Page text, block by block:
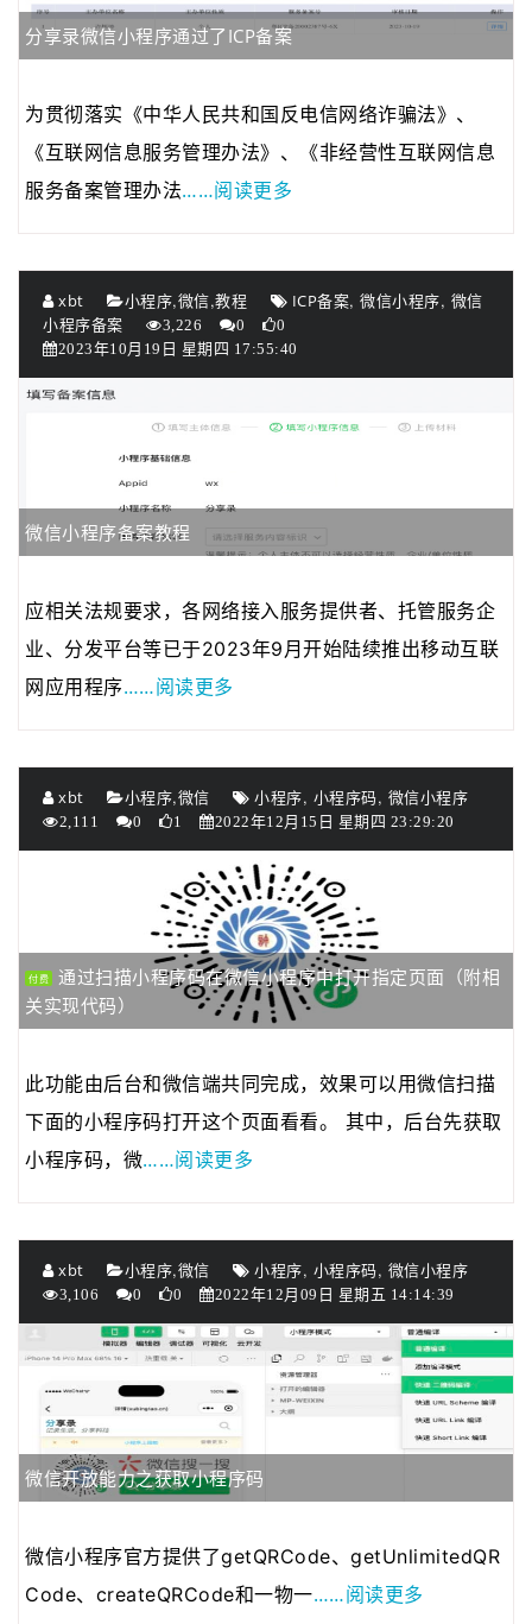
分享录微信小程序通过了ICP备案
为贯彻落实《中华人民共和国反电信网络诈骗法》、
《互联网信息服务管理办法》、《非经营性互联网信息
服务备案管理办法……阅读更多
xbt 小程序,微信,教程 ICP备案, 微信小程序, 微信
小程序备案
3,226 0
0
2023年10月19日 星期四 17:55:40
微信小程序备案教程
应相关法规要求，各网络接入服务提供者、托管服务企
业、分发平台等已于2023年9月开始陆续推出移动互联
网应用程序……阅读更多
xbt 小程序,微信 小程序, 小程序码, 微信小程序
2,111 0 1 2022年12月15日 星期四 23:29:20
付费
通过扫描小程序码在微信小程序中打开指定页面（附相
关实现代码）
此功能由后台和微信端共同完成，效果可以用微信扫描
下面的小程序码打开这个页面看看。 其中，后台先获取
小程序码，微……阅读更多
xbt 小程序,微信 小程序, 小程序码, 微信小程序
3,106 0 0 2022年12月09日 星期五 14:14:39
微信开放能力之获取小程序码
微信小程序官方提供了getQRCode、getUnlimitedQR
Code、createQRCode和一物一……阅读更多